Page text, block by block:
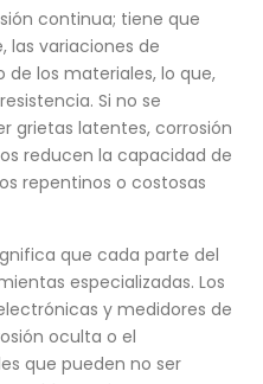
continua; tiene que
las variaciones de
los materiales, lo que,
Si no se
grietas latentes, corrosión
reducen la capacidad de
repentinos o costosas
que cada parte del
especializadas. Los
y medidores de
oculta o el
que pueden no ser